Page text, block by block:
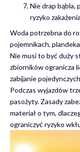
Nie drap bąbla,
ryzyko
Woda potrzebna do
pojemnikach,
Nie musi to być duży
zbiorników ogranicza
zabijanie
Podczas wyjazdów
pasożyty. Zasady
materiał o tym,
ograniczyć ryzyko